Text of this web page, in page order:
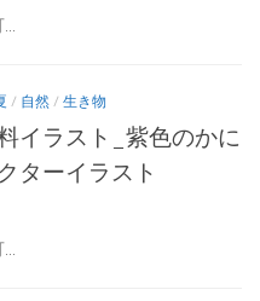
/ 自然 / 生き物
イラスト_紫色のかに
ターイラスト